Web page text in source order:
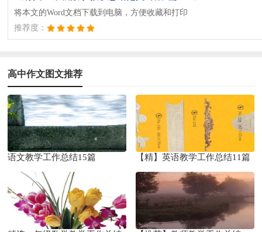
将本文的Word文档下载到电脑，方便收藏和打印
推荐度：
高中作文图文推荐
语文教学工作总结15篇 【精】英语教学工作总结11篇